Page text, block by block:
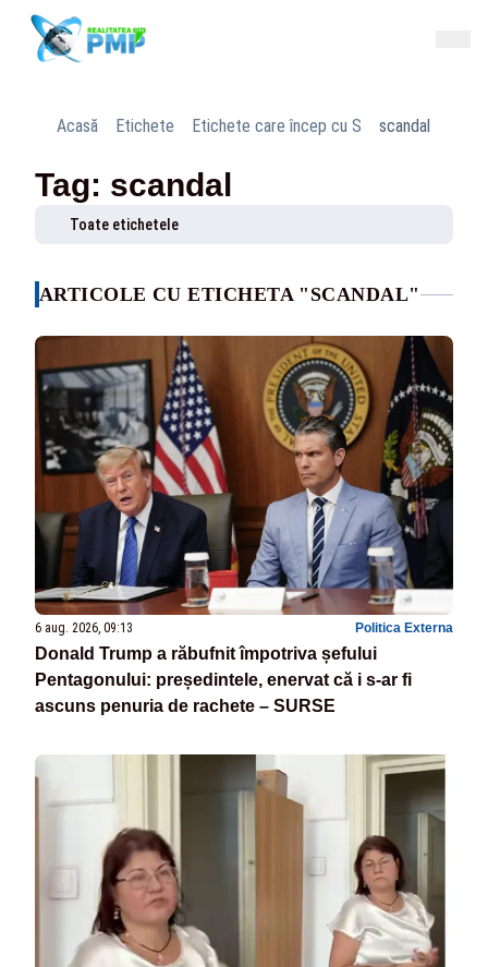
Acasă Etichete Etichete care încep cu S scandal
Tag: scandal
Toate etichetele
ARTICOLE CU ETICHETA "SCANDAL"
6 aug. 2026, 09:13 Politica Externa
Donald Trump a răbufnit împotriva șefului
Pentagonului: președintele, enervat că i s-ar fi
ascuns penuria de rachete – SURSE